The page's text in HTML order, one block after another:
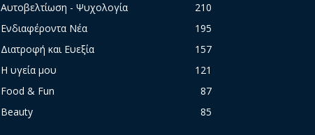
Αυτοβελτίωση - Ψυχολογία
210
Ενδιαφέροντα Νέα
195
Διατροφή και Ευεξία
157
Η υγεία μου
121
Food & Fun
87
Beauty
85